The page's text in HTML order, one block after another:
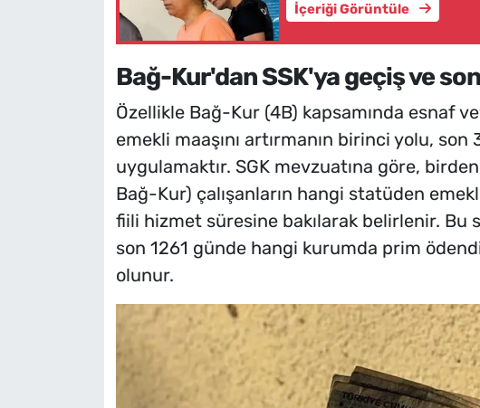
İçeriği Görüntüle
Bağ-Kur'dan SSK'ya geçiş ve
Özellikle Bağ-Kur (4B) kapsamında esnaf
emekli maaşını artırmanın birinci yolu, son
uygulamaktır. SGK mevzuatına göre,
Bağ-Kur) çalışanların hangi statüden
fiili hizmet süresine bakılarak belirlenir. Bu
son 1261 günde hangi kurumda prim
olunur.